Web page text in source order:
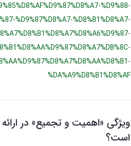
%D9%88-
%D9%87%D8%A7-%D8%B1%D8%A7-
%DA%A9%D8%B1%D8%AF
ویژگی «اهميت و تجميع» در
است؟